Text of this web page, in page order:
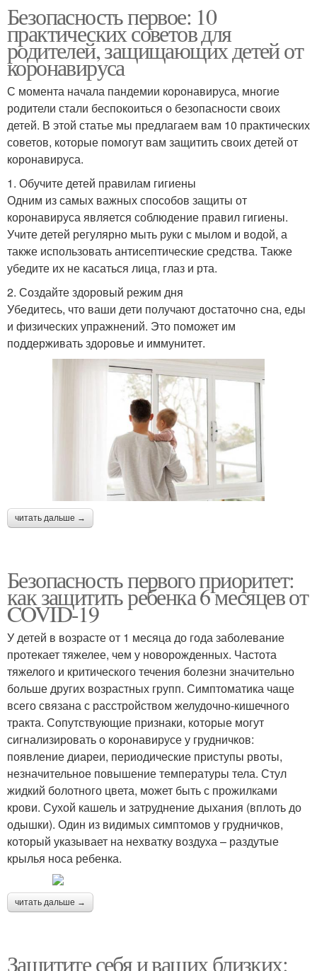
Безопасность первое: 10
практических советов для
родителей, защищающих детей от
коронавируса
С момента начала пандемии коронавируса, многие
родители стали беспокоиться о безопасности своих
детей. В этой статье мы предлагаем вам 10 практических
советов, которые помогут вам защитить своих детей от
коронавируса.
1. Обучите детей правилам гигиены
Одним из самых важных способов защиты от
коронавируса является соблюдение правил гигиены.
Учите детей регулярно мыть руки с мылом и водой, а
также использовать антисептические средства. Также
убедите их не касаться лица, глаз и рта.
2. Создайте здоровый режим дня
Убедитесь, что ваши дети получают достаточно сна, еды
и физических упражнений. Это поможет им
поддерживать здоровье и иммунитет.
читать дальше →
Безопасность первого приоритет:
как защитить ребенка 6 месяцев от
COVID-19
У детей в возрасте от 1 месяца до года заболевание
протекает тяжелее, чем у новорожденных. Частота
тяжелого и критического течения болезни значительно
больше других возрастных групп. Симптоматика чаще
всего связана с расстройством желудочно-кишечного
тракта. Сопутствующие признаки, которые могут
сигнализировать о коронавирусе у грудничков:
появление диареи, периодические приступы рвоты,
незначительное повышение температуры тела. Стул
жидкий болотного цвета, может быть с прожилками
крови. Сухой кашель и затруднение дыхания (вплоть до
одышки). Один из видимых симптомов у грудничков,
который указывает на нехватку воздуха – раздутые
крылья носа ребенка.
читать дальше →
Защитите себя и ваших близких: